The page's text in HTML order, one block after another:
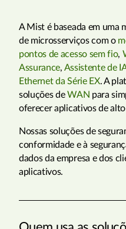
A Mist é baseada em uma
de microsserviços com o
pontos de acesso sem fio,
Assurance, Assistente de
Ethernet da Série EX. A
soluções deWAN para
oferecer aplicativos de
Nossas soluções de
conformidade e à
dados da empresa e dos
aplicativos.